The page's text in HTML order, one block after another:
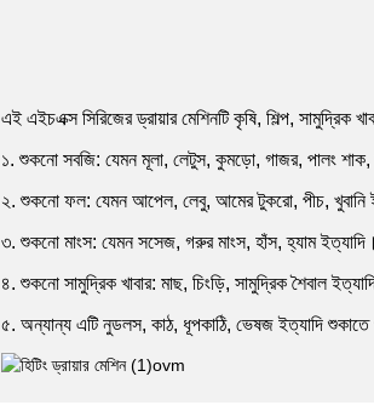
এই এইচএক্স সিরিজের ড্রায়ার মেশিনটি কৃষি, শিল্প, সামুদ্রিক
১. শুকনো সবজি: যেমন মূলা, লেটুস, কুমড়ো, গাজর, পালং শাক,
২. শুকনো ফল: যেমন আপেল, লেবু, আমের টুকরো, পীচ, খুবানি
৩. শুকনো মাংস: যেমন সসেজ, গরুর মাংস, হাঁস, হ্যাম ইত্যাদি।
৪. শুকনো সামুদ্রিক খাবার: মাছ, চিংড়ি, সামুদ্রিক শৈবাল
৫. অন্যান্য এটি নুডলস, কাঠ, ধূপকাঠি, ভেষজ ইত্যাদি শুকাতে